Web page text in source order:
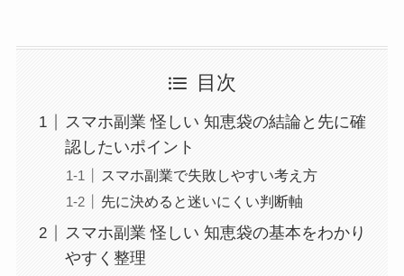
目次
スマホ副業 怪しい 知恵袋の結論と先に確
認したいポイント
スマホ副業で失敗しやすい考え方
先に決めると迷いにくい判断軸
スマホ副業 怪しい 知恵袋の基本をわかり
やすく整理